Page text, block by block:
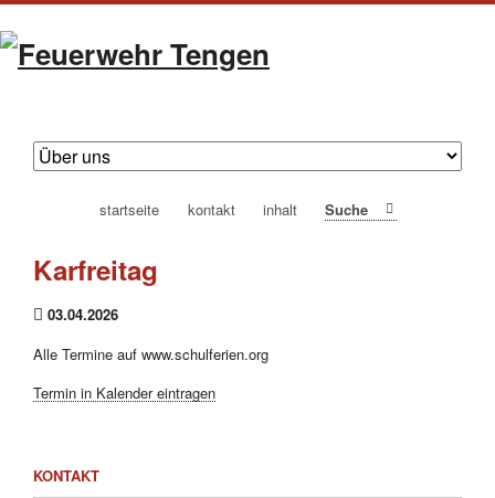
navigation
startseite kontakt inhalt
Karfreitag
03.04.2026
Alle Termine auf www.schulferien.org
Termin in Kalender eintragen
KONTAKT